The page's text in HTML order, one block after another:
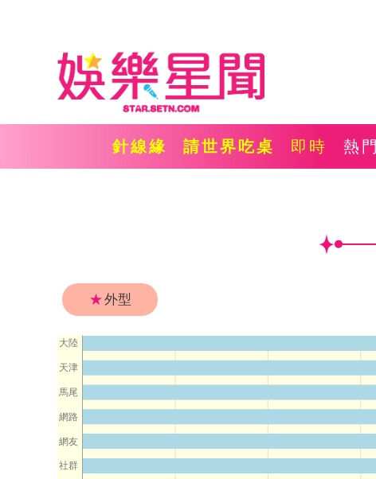
針線緣 請世界吃桌 即時 熱門
★外型
大陸
天津
馬尾
網路
網友
社群